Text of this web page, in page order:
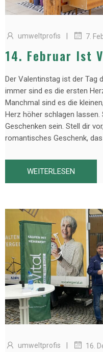
umweltprofis | 7.
14. Februar Ist
Der Valentinstag ist der Tag
immer sind es die ersten
Manchmal sind es die
Herz höher schlagen lassen.
Geschenken sein. Stell dir
romantisches Geschenk,
WEITERLESEN
umweltprofis | 16.